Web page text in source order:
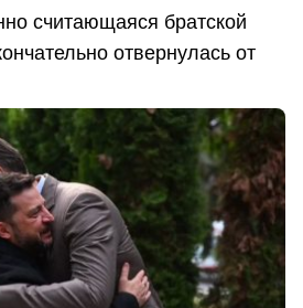
считающаяся братской
отвернулась от